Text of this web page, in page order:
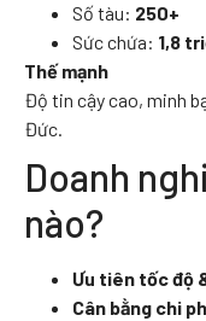
Số tàu: 250+
Sức chứa: 1,8
Thế mạnh
Độ tin cậy cao, minh
Đức.
Doanh
nào?
Ưu tiên tốc độ
Cân bằng chi